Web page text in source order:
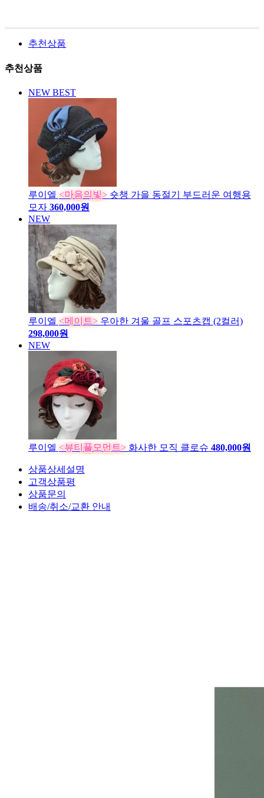
추천상품
추천상품
NEW BEST
루이엘 <마음의빛> 숏챙 가을 동절기 부드러운 여행용
모자 360,000원
NEW
루이엘 <메이트> 우아한 겨울 골프 스포츠캡 (2컬러)
298,000원
NEW
루이엘 <뷰티풀모먼트> 화사한 모직 클로슈 480,000원
상품상세설명
고객상품평
상품문의
배송/취소/교환 안내